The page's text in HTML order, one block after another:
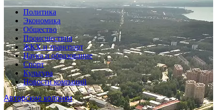
Политика
Экономика
Общество
Происшествия
ЖКХ и транспорт
Наука и образование
Спорт
Культура
Новости компаний
Авторские колонки